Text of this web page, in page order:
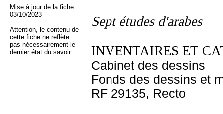
Mise à jour de la fiche
03/10/2023
Attention, le contenu de
cette fiche ne reflète
pas nécessairement le
dernier état du savoir.
Sept études d'arabes
INVENTAIRES ET
Cabinet des dessins
Fonds des dessins et
RF 29135, Recto